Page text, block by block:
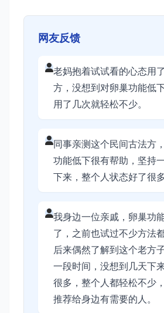
网友反馈
老妈抱着试试看的心态用
方，没想到对卵巢功能低
用了几次就轻松不少。
同事亲测这个民间古法方
功能低下很有帮助，坚持
下来，整个人状态好了很多
我身边一位亲戚，卵巢功
了，之前也试过不少方法
后来偶然了解到这个老方
一段时间，没想到几天下
很多，整个人都轻松不少
推荐给身边有需要的人。